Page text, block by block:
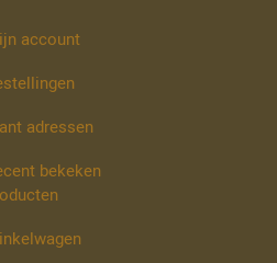
account
adressen
bekeken